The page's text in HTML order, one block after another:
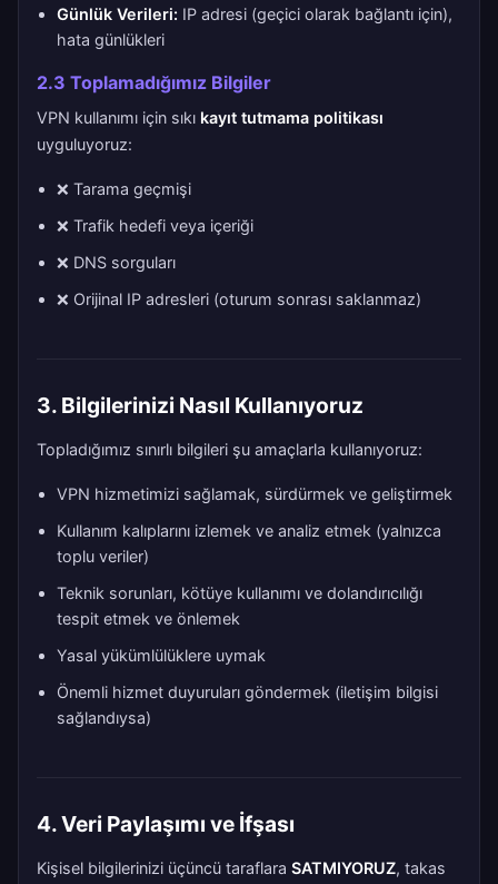
Günlük Verileri: IP adresi (geçici olarak bağlantı için),
hata günlükleri
2.3 Toplamadığımız Bilgiler
VPN kullanımı için sıkı kayıt tutmama politikası
uyguluyoruz:
❌ Tarama geçmişi
❌ Trafik hedefi veya içeriği
❌ DNS sorguları
❌ Orijinal IP adresleri (oturum sonrası saklanmaz)
3. Bilgilerinizi Nasıl Kullanıyoruz
Topladığımız sınırlı bilgileri şu amaçlarla kullanıyoruz:
VPN hizmetimizi sağlamak, sürdürmek ve geliştirmek
Kullanım kalıplarını izlemek ve analiz etmek (yalnızca
toplu veriler)
Teknik sorunları, kötüye kullanımı ve dolandırıcılığı
tespit etmek ve önlemek
Yasal yükümlülüklere uymak
Önemli hizmet duyuruları göndermek (iletişim bilgisi
sağlandıysa)
4. Veri Paylaşımı ve İfşası
Kişisel bilgilerinizi üçüncü taraflara SATMIYORUZ, takas